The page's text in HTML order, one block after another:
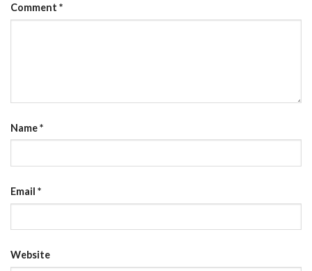
Comment *
Name*
Email *
Website